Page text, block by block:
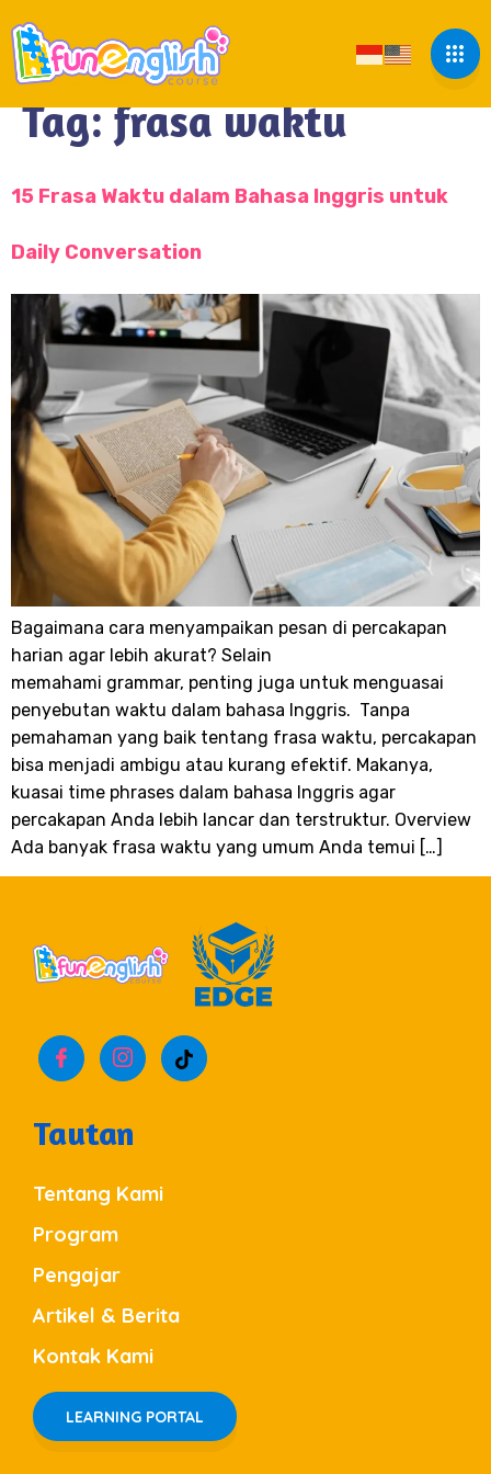
Tag:frasa waktu
15 Frasa Waktu dalam Bahasa Inggris untuk
Daily Conversation
Bagaimana cara menyampaikan pesan di percakapan
harian agar lebih akurat? Selain
memahami grammar, penting juga untuk menguasai
penyebutan waktu dalam bahasa Inggris. Tanpa
pemahaman yang baik tentang frasa waktu, percakapan
bisa menjadi ambigu atau kurang efektif. Makanya,
kuasai time phrases dalam bahasa Inggris agar
percakapan Anda lebih lancar dan terstruktur. Overview
Ada banyak frasa waktu yang umum Anda temui […]
Tautan
Tentang Kami
Program
Pengajar
Artikel & Berita
Kontak Kami
LEARNING PORTAL